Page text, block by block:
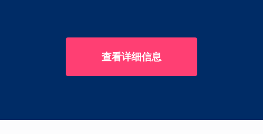
查看详细信息